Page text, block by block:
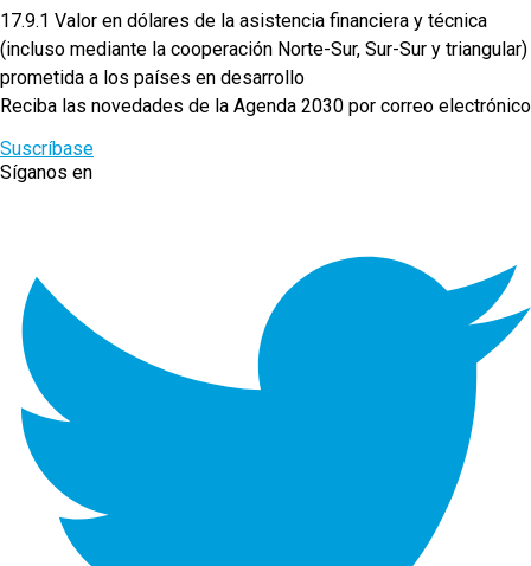
17.9.1 Valor en dólares de la asistencia financiera y técnica
(incluso mediante la cooperación Norte-Sur, Sur-Sur y triangular)
prometida a los países en desarrollo
Reciba las novedades de la Agenda 2030 por correo electrónico
Suscríbase
Síganos en